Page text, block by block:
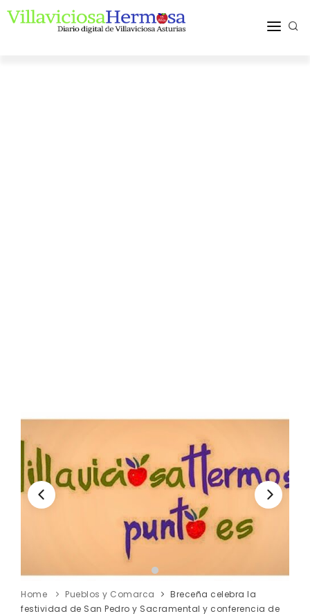
Home Pueblos y Comarca
Breceña celebra la
festividad de San Pedro y Sacramental y conferencia de